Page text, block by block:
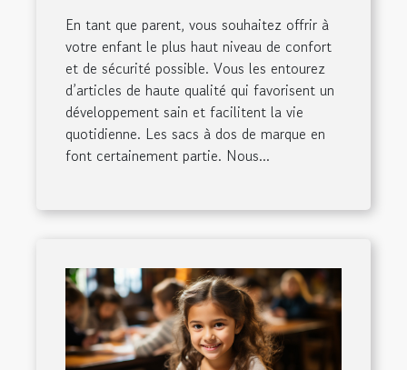
En tant que parent, vous souhaitez offrir à
votre enfant le plus haut niveau de confort
et de sécurité possible. Vous les entourez
d’articles de haute qualité qui favorisent un
développement sain et facilitent la vie
quotidienne. Les sacs à dos de marque en
font certainement partie. Nous...